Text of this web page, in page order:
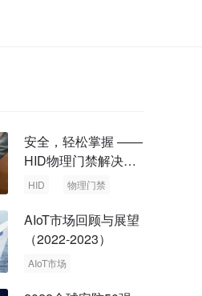
安全，轻松掌握 ——
HID物理门禁解决方
案，启动智慧安全新
HID 物理门禁
AIoT市场回顾与展望
（2022-2023）
AIoT市场